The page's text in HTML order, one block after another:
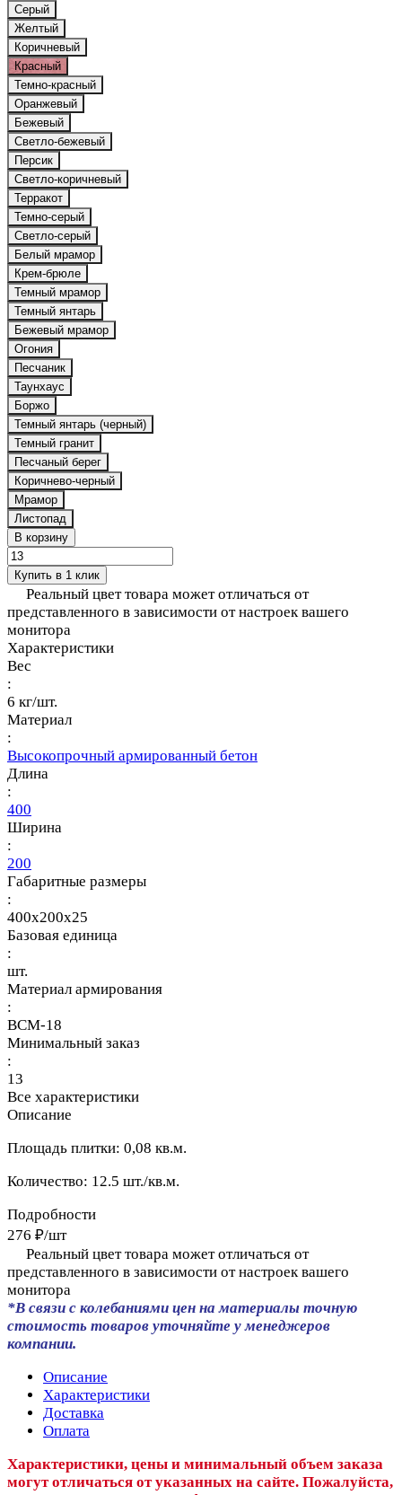
Серый
Желтый
Коричневый
Красный
Темно-красный
Оранжевый
Бежевый
Светло-бежевый
Персик
Светло-коричневый
Терракот
Темно-серый
Светло-серый
Белый мрамор
Крем-брюле
Темный мрамор
Темный янтарь
Бежевый мрамор
Огония
Песчаник
Таунхаус
Боржо
Темный янтарь (черный)
Темный гранит
Песчаный берег
Коричнево-черный
Мрамор
Листопад
В корзину
Купить в 1 клик
Реальный цвет товара может отличаться от
представленного в зависимости от настроек вашего
монитора
Характеристики
Вес
:
6 кг/шт.
Материал
:
Высокопрочный армированный бетон
Длина
:
400
Ширина
:
200
Габаритные размеры
:
400x200x25
Базовая единица
:
шт.
Материал армирования
:
ВСМ-18
Минимальный заказ
:
13
Все характеристики
Описание
Площадь плитки: 0,08 кв.м.
Количество: 12.5 шт./кв.м.
Подробности
276 ₽/шт
Реальный цвет товара может отличаться от
представленного в зависимости от настроек вашего
монитора
*В связи с колебаниями цен на материалы точную
стоимость товаров уточняйте у менеджеров
компании.
Описание
Характеристики
Доставка
Оплата
Характеристики, цены и минимальный объем заказа
могут отличаться от указанных на сайте. Пожалуйста,